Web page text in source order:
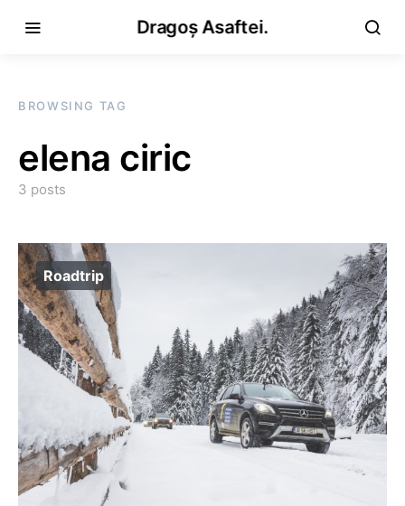
Dragoș Asaftei.
BROWSING TAG
elena ciric
3 posts
Roadtrip